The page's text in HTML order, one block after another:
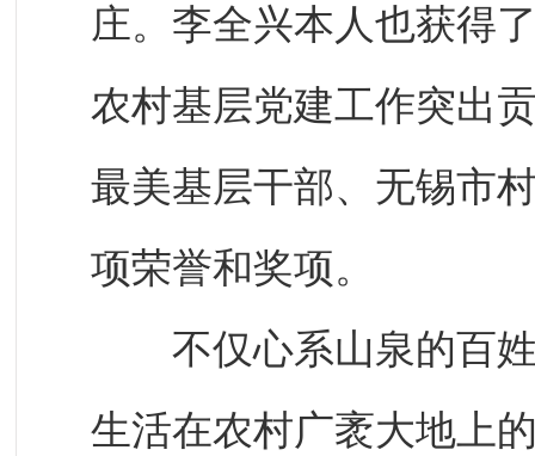
庄。李全兴本人也获得
农村基层党建工作突出
最美基层干部、无锡市
项荣誉和奖项。
不仅心系山泉的百姓
生活在农村广袤大地上